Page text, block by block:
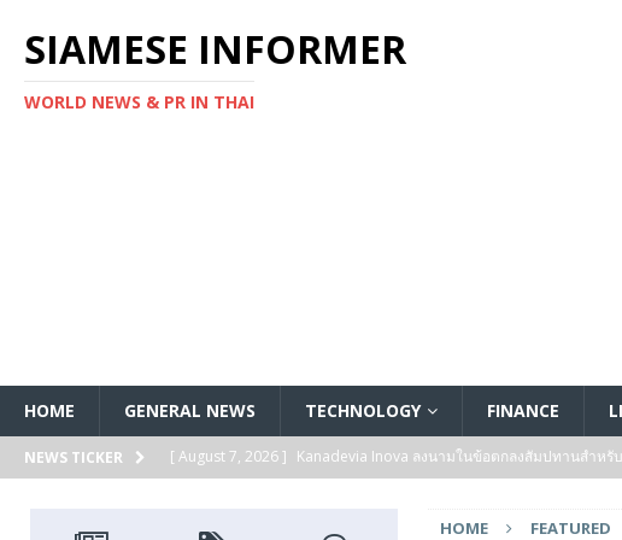
SIAMESE INFORMER
WORLD NEWS & PR IN THAI
HOME GENERAL NEWS TECHNOLOGY FINANCE
NEWS TICKER [ August 7, 2026 ] Kanadevia Inova ลงนามในข้อตกลงสัมปทานสำห
HOME FEATURED